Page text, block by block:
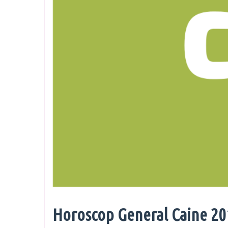
Horoscop General Caine